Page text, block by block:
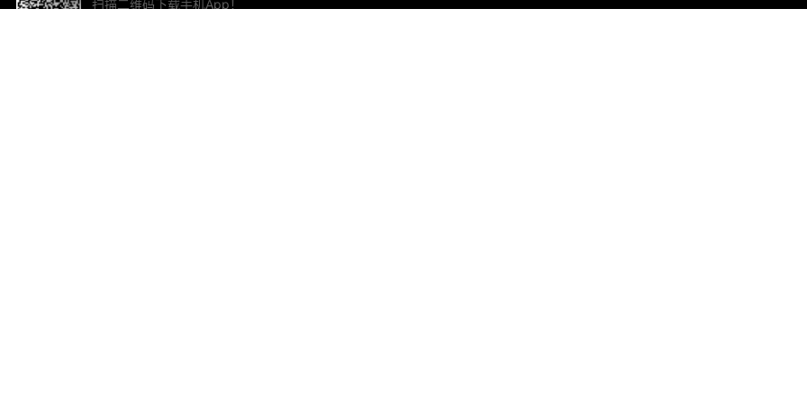
扫描二维码下载手机App！